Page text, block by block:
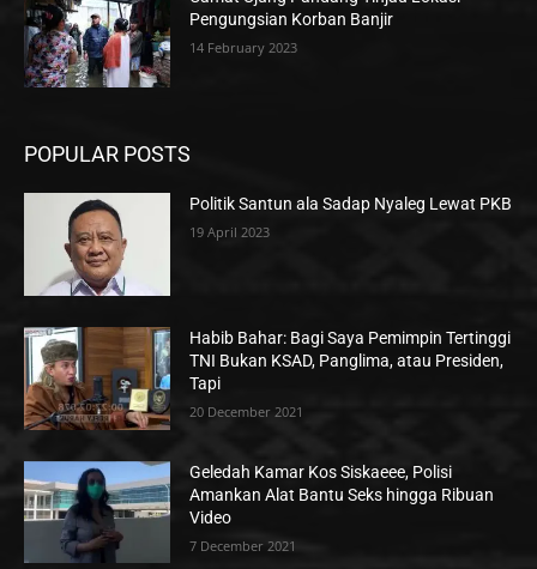
Pengungsian Korban Banjir
14 February 2023
POPULAR POSTS
Politik Santun ala Sadap Nyaleg Lewat PKB
19 April 2023
Habib Bahar: Bagi Saya Pemimpin Tertinggi
TNI Bukan KSAD, Panglima, atau Presiden,
Tapi
20 December 2021
Geledah Kamar Kos Siskaeee, Polisi
Amankan Alat Bantu Seks hingga Ribuan
Video
7 December 2021